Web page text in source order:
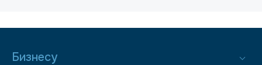
Бизнесу